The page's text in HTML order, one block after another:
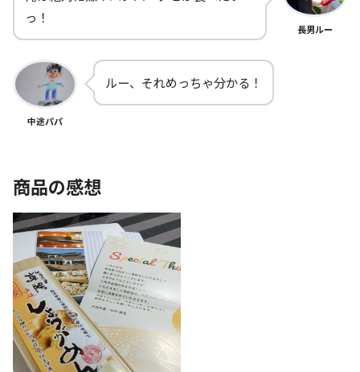
っ！
長男ルー
中途パパ
ルー、それめっちゃ分かる！
商品の感想